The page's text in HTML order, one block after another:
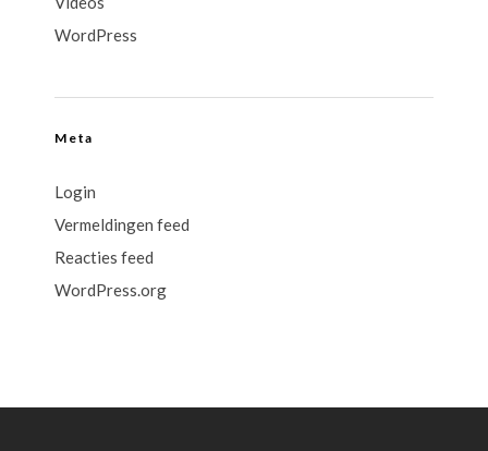
WordPress
Meta
Login
Vermeldingen feed
Reacties feed
WordPress.org